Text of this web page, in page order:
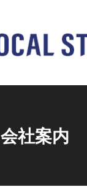
会社案内